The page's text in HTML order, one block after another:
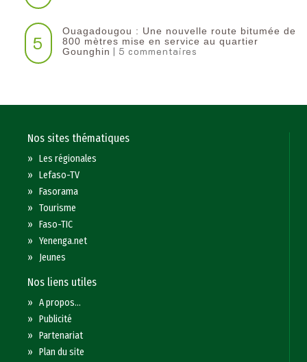
5
Ouagadougou : Une nouvelle route bitumée de
800 mètres mise en service au quartier
Gounghin | 5 commentaires
Nos sites thématiques
»Les régionales
»Lefaso-TV
»Fasorama
»Tourisme
»Faso-TIC
»Yenenga.net
» Jeunes
Nos liens utiles
»A propos...
»Publicité
»Partenariat
»Plan du site